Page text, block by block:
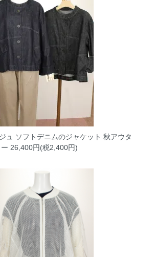
ュ ソフトデニムのジャケット 秋アウタ
ー 26,400円(税2,400円)